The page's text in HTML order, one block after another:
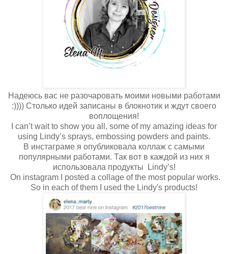
Надеюсь вас не разочаровать моими новыми работами
:)))) Столько идей записаны в блокнотик и ждут своего
воплощения!
I can’t wait to show you all, some of my amazing ideas for
using Lindy’s sprays, embossing powders and paints.
В инстаграме я опубликовала коллаж с самыми
популярными работами. Так вот в каждой из них я
использовала продукты Lindy’s!
On instagram I posted a collage of the most popular works.
So in each of them I used the Lindy's products!